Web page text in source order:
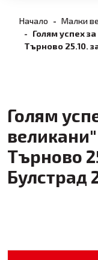
Начало Малки
Голям успех
Търново 25.10.
Голям
Търново
Булстрад